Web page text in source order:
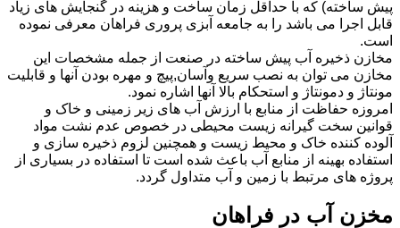
پیش ساخته) که با حداقل زمان ساخت و هزینه در گنجایش های زیاد
قابل اجرا می باشد را به جامعه آبزی پروری فراهان معرفی نموده
است.
مخازن ذخیره آب پیش ساخته در صنعت از جمله مشخصات این
مخازن می توان به نصب سریع وآسان,پیچ و مهره بودن آنها و قابلیت
مونتاژ و دمونتاژ و استحکام بالا آنها اشاره نمود.
امروزه حفاظت از منابع با ارزش آب های زیر زمینی و خاک و
قوانین سخت گیرانه زیست محیطی در خصوص عدم نشت مواد
آلوده کننده خاک و محیط زیست و همچنین لزوم ذخیره سازی و
استفاده بهینه از منابع آب باعث شده است تا استفاده در بسیاری از
پروژه های مرتبط با زمین و آب متداول گردد.
مخزن آب در فراهان